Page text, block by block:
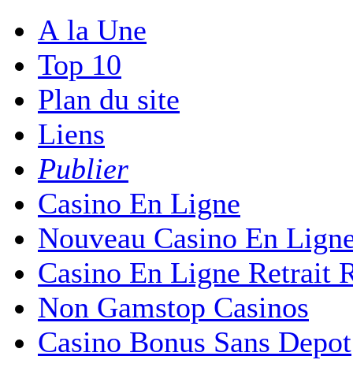
A la Une
Top 10
Plan du site
Liens
Publier
Casino En Ligne
Nouveau Casino En
Casino En Ligne Retrait
Non Gamstop Casinos
Casino Bonus Sans Depot